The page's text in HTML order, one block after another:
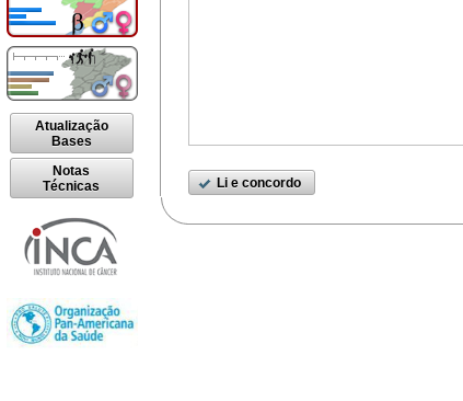
Atualização
Bases
Notas
Técnicas
Li e concordo